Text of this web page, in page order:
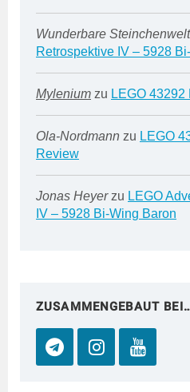
Wunderbare Steinchenwelt
Retrospektive IV – 5928
Mylenium zu LEGO
Ola-Nordmann zu LEGO
Review
Jonas Heyerzu LEGO
IV – 5928 Bi-Wing Baron
ZUSAMMENGEBAUT